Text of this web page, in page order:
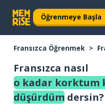
Öğrenmeye Başla
Fransızca Öğrenmek
Fransızca nasıl
o kadar korktum
düşürdüm dersin?